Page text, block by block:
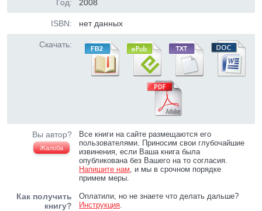
Год: 2008
ISBN: нет данных
Скачать:
Вы автор?
Жалоба
Все книги на сайте размещаются его
пользователями. Приносим свои глубочайшие
извинения, если Ваша книга была
опубликована без Вашего на то согласия.
Напишите нам, и мы в срочном порядке
примем меры.
Как получить
книгу?
Оплатили, но не знаете что делать дальше?
Инструкция.